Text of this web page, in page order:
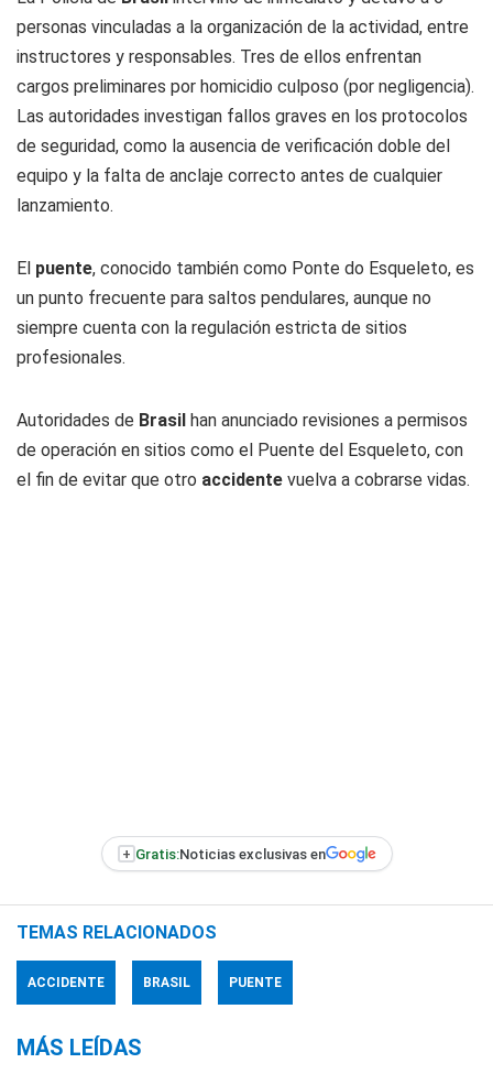
personas vinculadas a la organización de la actividad, entre
instructores y responsables. Tres de ellos enfrentan
cargos preliminares por homicidio culposo (por negligencia).
Las autoridades investigan fallos graves en los protocolos
de seguridad, como la ausencia de verificación doble del
equipo y la falta de anclaje correcto antes de cualquier
lanzamiento.
El puente, conocido también como Ponte do Esqueleto, es
un punto frecuente para saltos pendulares, aunque no
siempre cuenta con la regulación estricta de sitios
profesionales.
Autoridades de Brasil han anunciado revisiones a permisos
de operación en sitios como el Puente del Esqueleto, con
el fin de evitar que otro accidente vuelva a cobrarse vidas.
+ Gratis:Noticias exclusivas en
TEMAS RELACIONADOS
ACCIDENTE BRASIL PUENTE
MÁS LEÍDAS